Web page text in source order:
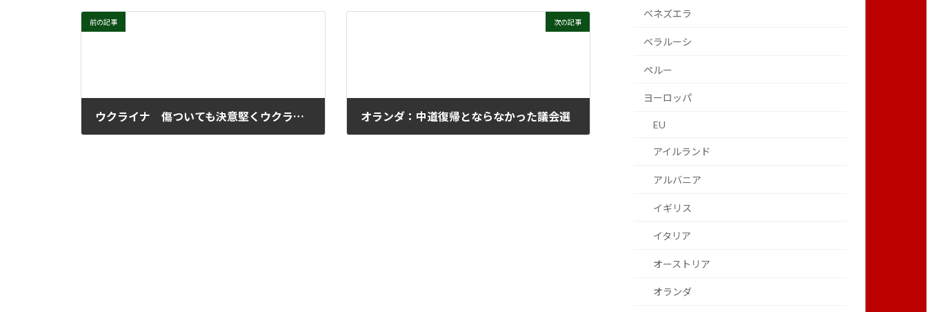
前の記事
ウクライナ 傷ついても決意堅くウクライナ人民は闘い続けている
次の記事
オランダ：中道復帰とならなかった議会選
ベネズエラ
ベラルーシ
ペルー
ヨーロッパ
EU
アイルランド
アルバニア
イギリス
イタリア
オーストリア
オランダ